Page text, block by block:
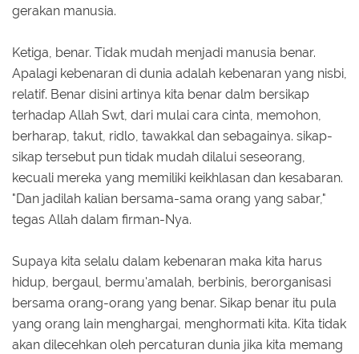
gerakan manusia.
Ketiga, benar. Tidak mudah menjadi manusia benar.
Apalagi kebenaran di dunia adalah kebenaran yang nisbi,
relatif. Benar disini artinya kita benar dalm bersikap
terhadap Allah Swt, dari mulai cara cinta, memohon,
berharap, takut, ridlo, tawakkal dan sebagainya. sikap-
sikap tersebut pun tidak mudah dilalui seseorang,
kecuali mereka yang memiliki keikhlasan dan kesabaran.
"Dan jadilah kalian bersama-sama orang yang sabar,"
tegas Allah dalam firman-Nya.
Supaya kita selalu dalam kebenaran maka kita harus
hidup, bergaul, bermu'amalah, berbinis, berorganisasi
bersama orang-orang yang benar. Sikap benar itu pula
yang orang lain menghargai, menghormati kita. Kita tidak
akan dilecehkan oleh percaturan dunia jika kita memang